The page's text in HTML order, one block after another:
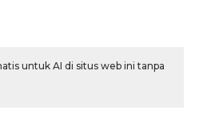
untuk AI di situs web ini tanpa